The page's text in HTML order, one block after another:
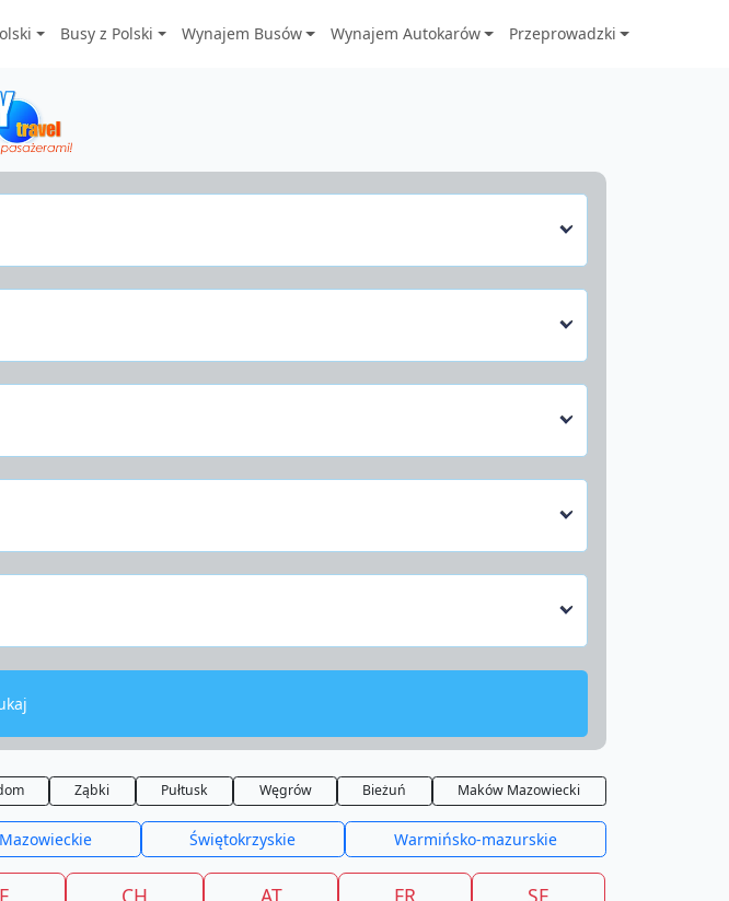
Busy z Polski Wynajem Busów Wynajem Autokarów Przeprowadzki
Ząbki Pułtusk Węgrów Bieżuń Maków Mazowiecki
Mazowieckie Świętokrzyskie Warmińsko-mazurskie